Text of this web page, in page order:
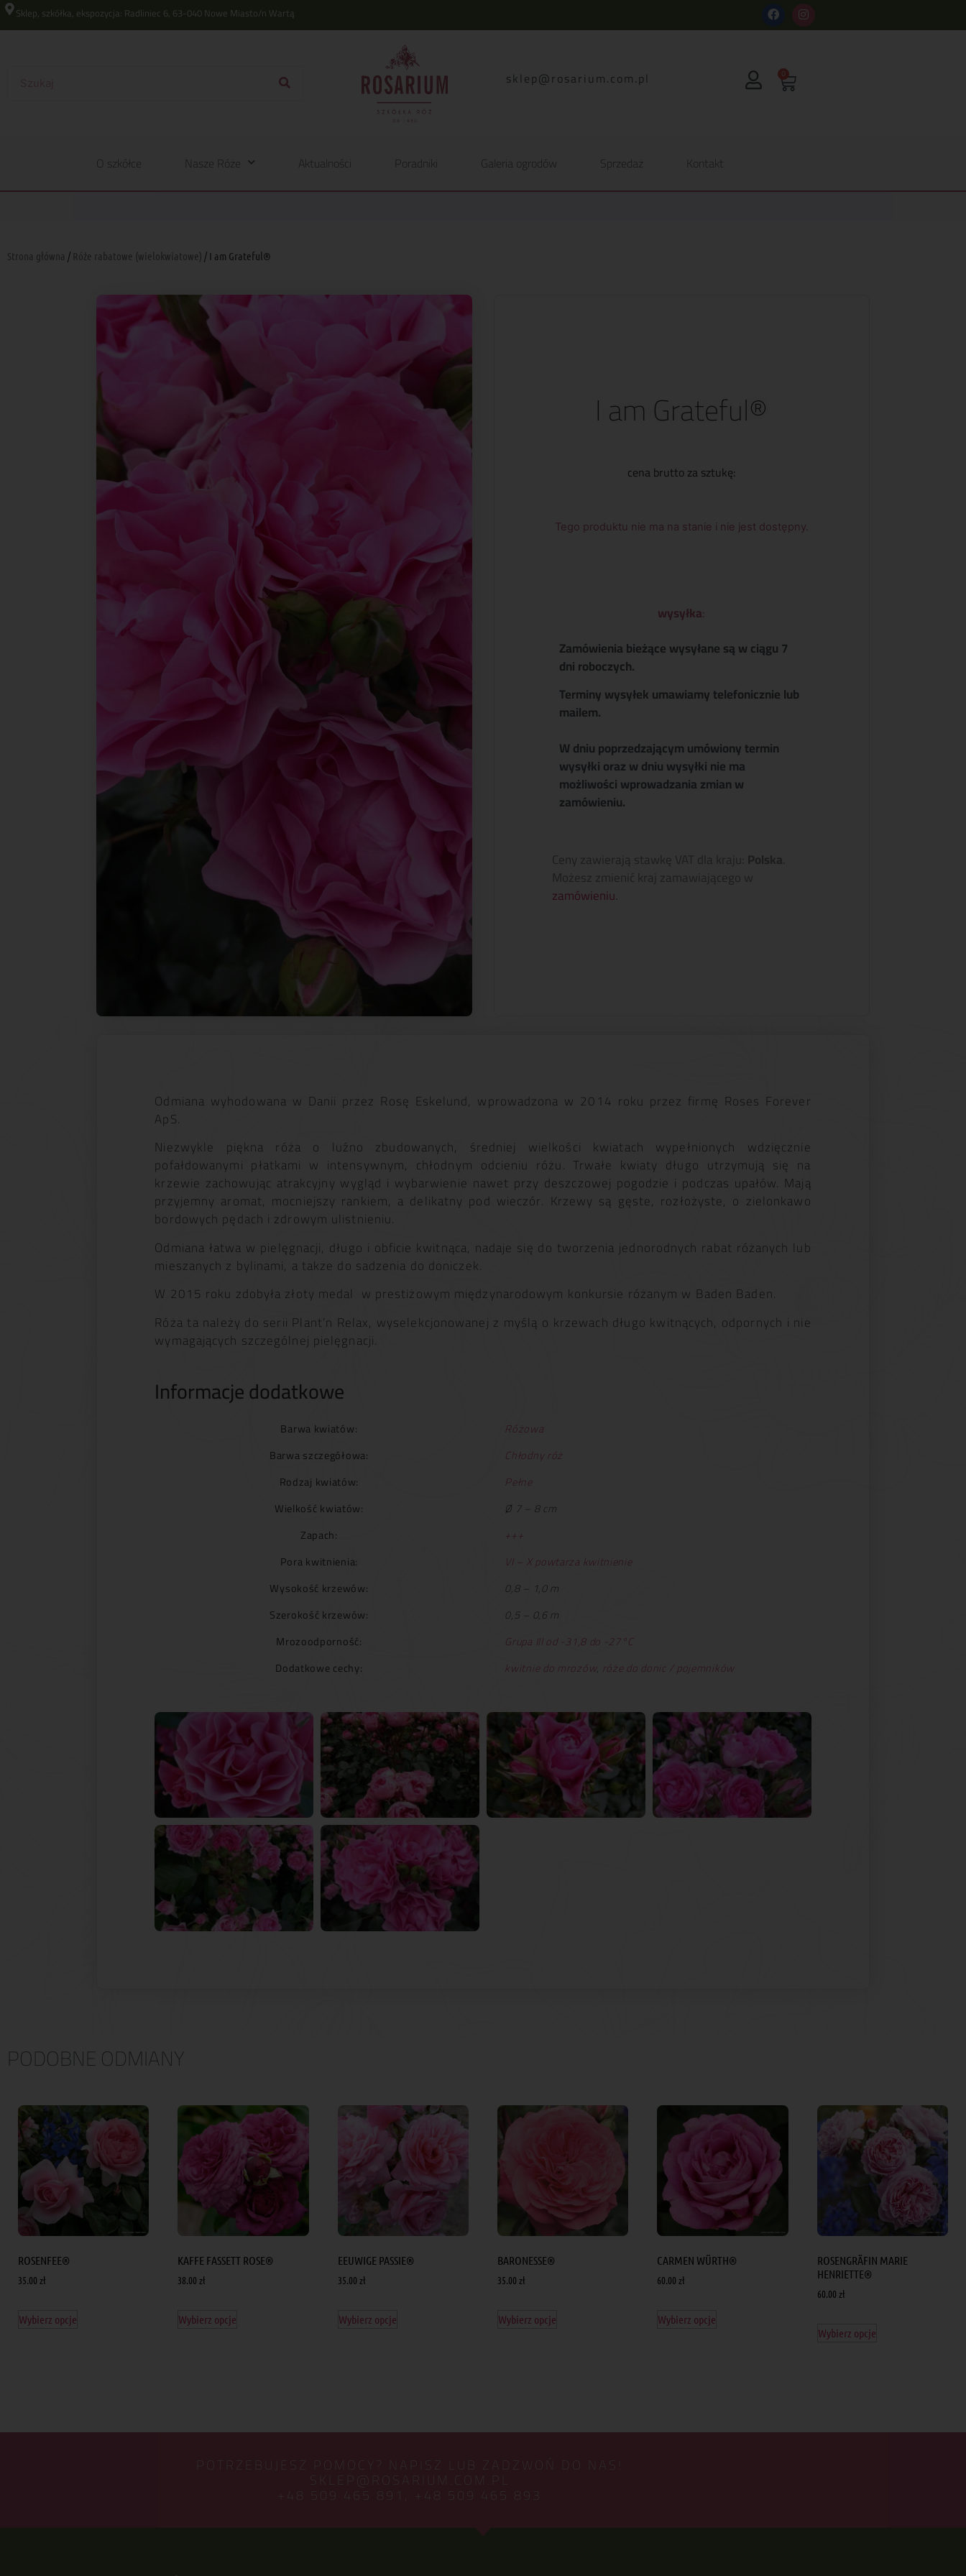
Sklep, szkółka, ekspozycja: Radliniec 6, 63-040 Nowe Miasto/n Wartą
lp.moc.muirasor@pelks 0
O szkółce Nasze Róże Aktualności Poradniki Galeria ogrodów Sprzedaż Kontakt
Strona główna / Róże rabatowe (wielokwiatowe) / I am Grateful®
I am Grateful®
cena brutto za sztukę:
Tego produktu nie ma na stanie i nie jest dostępny.
wysyłka:
Zamówienia bieżące wysyłane są w ciągu 7
dni roboczych.
Terminy wysyłek umawiamy telefonicznie lub
mailem.
W dniu poprzedzającym umówiony termin
wysyłki oraz w dniu wysyłki nie ma
możliwości wprowadzania zmian w
zamówieniu.
Ceny zawierają stawkę VAT dla kraju: Polska
Możesz zmienić kraj zamawiającego w
zamówieniu
Odmiana wyhodowana w Danii przez Rosę Eskelund, wprowadzona w 2014 roku przez firmę Roses Forever
ApS.
Niezwykle piękna róża o luźno zbudowanych, średniej wielkości kwiatach wypełnionych wdzięcznie
pofałdowanymi płatkami w intensywnym, chłodnym odcieniu różu. Trwałe kwiaty długo utrzymują się na
krzewie zachowując atrakcyjny wygląd i wybarwienie nawet przy deszczowej pogodzie i podczas upałów. Mają
przyjemny aromat, mocniejszy rankiem, a delikatny pod wieczór. Krzewy są gęste, rozłożyste, o zielonkawo
bordowych pędach i zdrowym ulistnieniu.
Odmiana łatwa w pielęgnacji, długo i obficie kwitnąca, nadaje się do tworzenia jednorodnych rabat różanych lub
mieszanych z bylinami, a takze do sadzenia do doniczek.
W 2015 roku zdobyła złoty medal w prestiżowym międzynarodowym konkursie różanym w Baden Baden.
Róża ta należy do serii Plant’n Relax, wyselekcjonowanej z myślą o krzewach długo kwitnących, odpornych i nie
wymagających szczególnej pielęgnacji.
Informacje dodatkowe
Barwa kwiatów:
Różowa
Barwa szczegółowa:
Chłodny róż
Rodzaj kwiatów:
Pełne
Wielkość kwiatów:
Ø 7 – 8 cm
Zapach:
+++
Pora kwitnienia:
VI – X powtarza kwitnienie
Wysokość krzewów:
0,8 – 1,0 m
Szerokość krzewów:
0,5 – 0,6 m
Mrozoodporność:
Grupa III od -31,8 do -27°C
Dodatkowe cechy:
kwitnie do mrozów, róże do donic / pojemników
PODOBNE ODMIANY
ROSENFEE®
35.00 zł
Wybierz opcje
KAFFE FASSETT ROSE®
38.00 zł
Wybierz opcje
EEUWIGE PASSIE®
35.00 zł
Wybierz opcje
BARONESSE®
35.00 zł
Wybierz opcje
CARMEN WÜRTH®
60.00 zł
Wybierz opcje
ROSENGRÄFIN MARIE
HENRIETTE®
60.00 zł
Wybierz opcje
POTRZEBUJESZ POMOCY? NAPISZ LUB ZADZWOŃ DO NAS!
SKLEP@ROSARIUM.COM.PL
+48 509 465 891, +48 509 465 893